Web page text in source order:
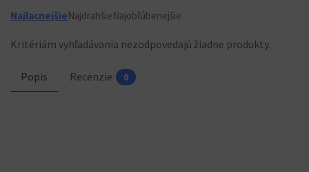
NajlacnejšieNajdrahšieNajobľúbenejšie
Kritériám vyhľadávania nezodpovedajú žiadne produkty.
Popis Recenzie 0